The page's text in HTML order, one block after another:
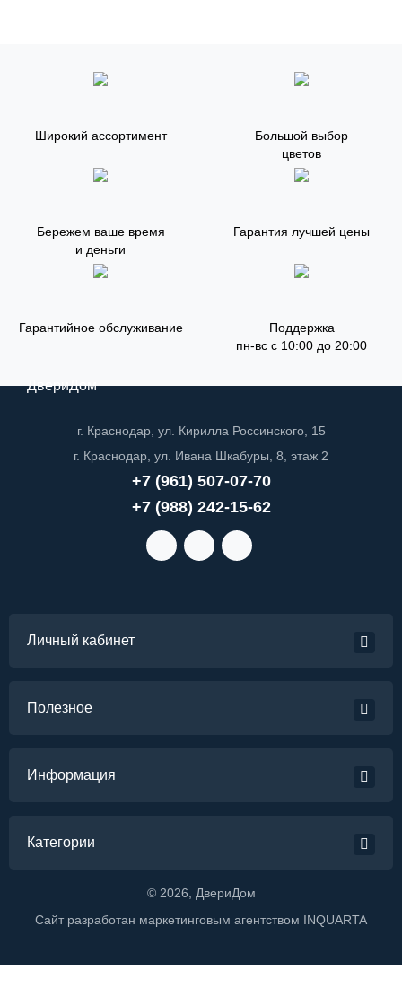
Широкий ассортимент
Большой выбор
цветов
Бережем ваше время
и деньги
Гарантия лучшей цены
Гарантийное обслуживание
Поддержка
пн-вс с 10:00 до 20:00
ДвериДом
г. Краснодар, ул. Кирилла Россинского, 15
г. Краснодар, ул. Ивана Шкабуры, 8, этаж 2
+7 (961) 507-07-70
+7 (988) 242-15-62
Личный кабинет
Полезное
Информация
Категории
© 2026 , ДвериДом
Сайт разработан маркетинговым агентством INQUARTA